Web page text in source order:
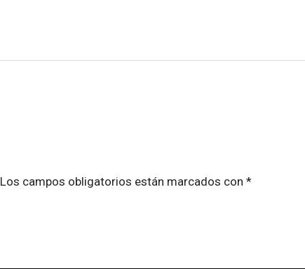
Los campos obligatorios están marcados con *